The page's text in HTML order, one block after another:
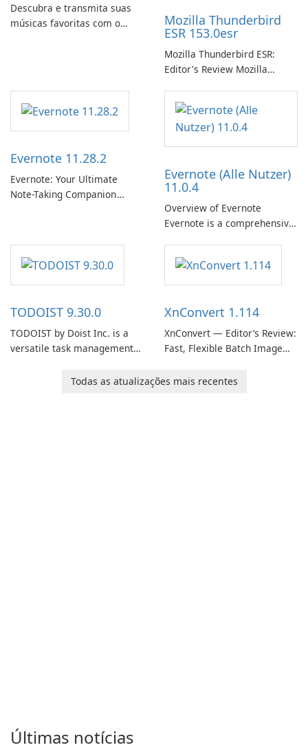
Descubra e transmita suas
músicas favoritas com o
Mozilla Thunderbird
ESR 153.0esr
Mozilla Thunderbird ESR:
Editor's Review Mozilla
Support Release) is the long-
term support channel of the
Thunderbird desktop email
client designed for
need predictable …
Evernote 11.28.2
Evernote: Your Ultimate
Note-Taking Companion
helps users capture ideas,
organize to-do lists, and keep
track of important
Evernote (Alle Nutzer)
11.0.4
Overview of Evernote
Evernote is a comprehensive
users capture, organize, and
access information across
TODOIST 9.30.0
TODOIST by Doist Inc. is a
versatile task management
individuals and teams
XnConvert 1.114
XnConvert — Editor’s Review:
Fast, Flexible Batch Image
macOS and Linux XnConvert
Todas as atualizações mais recentes
Últimas notícias